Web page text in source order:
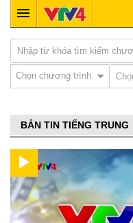
Chọn chương trình
BẢN TIN TIẾNG TRUNG